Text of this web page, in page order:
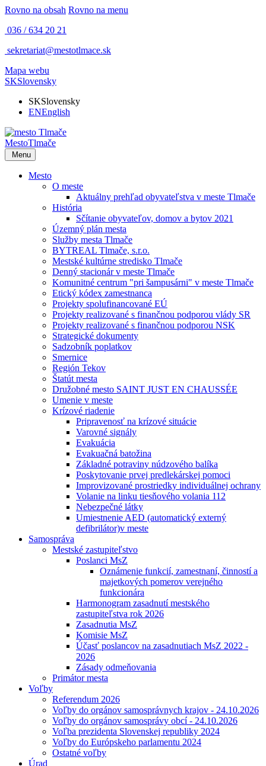
Rovno na obsah Rovno na menu
036 / 634 20 21
sekretariat@mestotlmace.sk
Mapa webu
SKSlovensky
SKSlovensky
ENEnglish
MestoTlmače
Menu
Mesto
O meste
Aktuálny prehľad obyvateľstva v meste Tlmače
História
Sčítanie obyvateľov, domov a bytov 2021
Územný plán mesta
Služby mesta Tlmače
BYTREAL Tlmače, s.r.o.
Mestské kultúrne stredisko Tlmače
Denný stacionár v meste Tlmače
Komunitné centrum "pri šampusárni" v meste Tlmače
Etický kódex zamestnanca
Projekty spolufinancované EÚ
Projekty realizované s finančnou podporou vlády SR
Projekty realizované s finančnou podporou NSK
Strategické dokumenty
Sadzobník poplatkov
Smernice
Región Tekov
Štatút mesta
Družobné mesto SAINT JUST EN CHAUSSÉE
Umenie v meste
Krízové riadenie
Pripravenosť na krízové situácie
Varovné signály
Evakuácia
Evakuačná batožina
Základné potraviny núdzového balíka
Poskytovanie prvej predlekárskej pomoci
Improvizované prostriedky individuálnej ochrany
Volanie na linku tiesňového volania 112
Nebezpečné látky
Umiestnenie AED (automatický externý
defibrilátor)v meste
Samospráva
Mestské zastupiteľstvo
Poslanci MsZ
Oznámenie funkcií, zamestnaní, činností a
majetkových pomerov verejného
funkcionára
Harmonogram zasadnutí mestského
zastupiteľstva rok 2026
Zasadnutia MsZ
Komisie MsZ
Účasť poslancov na zasadnutiach MsZ 2022 -
2026
Zásady odmeňovania
Primátor mesta
Voľby
Referendum 2026
Voľby do orgánov samosprávnych krajov - 24.10.2026
Voľby do orgánov samosprávy obcí - 24.10.2026
Voľba prezidenta Slovenskej republiky 2024
Voľby do Európskeho parlamentu 2024
Ostatné voľby
Úrad